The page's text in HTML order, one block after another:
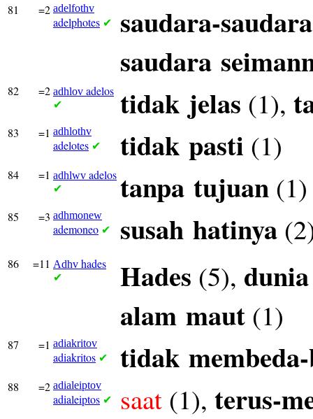
81 =2 adelfothv
adelphotes ✔
saudara-saudara
saudara
82 =2 adhlov adelos
✔ tidak jelas (1),
83 =1 adhlothv
adelotes ✔ tidak pasti (1)
84 =1 adhlwv adelos
✔ tanpa tujuan (1)
85 =3 adhmonew
ademoneo ✔ susah hatinya
86 =11 Adhv hades
✔ Hades (5), dunia
alam maut (1)
87 =1 adiakritov
adiakritos ✔ tidak
88 =2 adialeiptov
adialeiptos ✔ saat (1), terus-